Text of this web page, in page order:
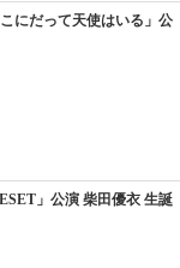
にだって天使はいる」公
」公演 柴田優衣 生誕